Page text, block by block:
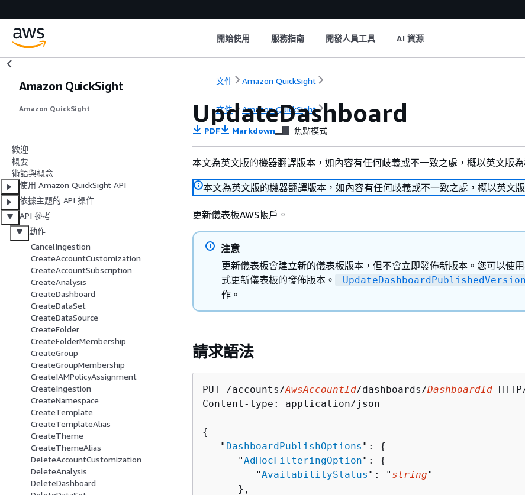
開始使用 服務指南 開發人員工具 AI 資源
Amazon QuickSight
Amazon QuickSight
歡迎
概要
術語與概念
使用 Amazon QuickSight API
依據主題的 API 操作
API 參考
動作
CancelIngestion
CreateAccountCustomization
CreateAccountSubscription
CreateAnalysis
CreateDashboard
CreateDataSet
CreateDataSource
CreateFolder
CreateFolderMembership
CreateGroup
CreateGroupMembership
CreateIAMPolicyAssignment
CreateIngestion
CreateNamespace
CreateTemplate
CreateTemplateAlias
CreateTheme
CreateThemeAlias
DeleteAccountCustomization
DeleteAnalysis
DeleteDashboard
文件 Amazon QuickSight
文件 Amazon QuickSight
UpdateDashboard
PDF Markdown 焦點模式
本文為英文版的機器翻譯版本，如內容有任何歧義或不一致之處，概以英文版為
本文為英文版的機器翻譯版本，如內容有任何歧義或不一致之處，概以英文版
更新儀表板AWS帳戶。
注意
更新儀表板會建立新的儀表板版本，但不會立即發佈新版本。您可以使
式更新儀表板的發佈版本。
UpdateDashboardPublishedVersion
作。
請求語法
PUT /accounts/AwsAccountId/dashboards/DashboardId
Content-type: application/json
{
   "
DashboardPublishOptions ": {
      "
AdHocFilteringOption": {
         "
AvailabilityStatus ": " string"
      },